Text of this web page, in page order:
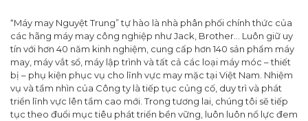
“Máy may Nguyệt Trung” tự hào là nhà phân phối chính thức của
các hãng máy may công nghiệp như Jack, Brother… Luôn giữ uy
tín với hơn 40 năm kinh nghiệm, cung cấp hơn 140 sản phẩm máy
may, máy vắt sổ, máy lập trình và tất cả các loại máy móc – thiết
bị – phụ kiện phục vụ cho lĩnh vực may mặc tại Việt Nam. Nhiệm
vụ và tầm nhìn của Công ty là tiếp tục củng cố, duy trì và phát
triển lĩnh vực lên tầm cao mới. Trong tương lai, chúng tôi sẽ tiếp
tục theo đuổi mục tiêu phát triển bền vững, luôn luôn nổ lực đem